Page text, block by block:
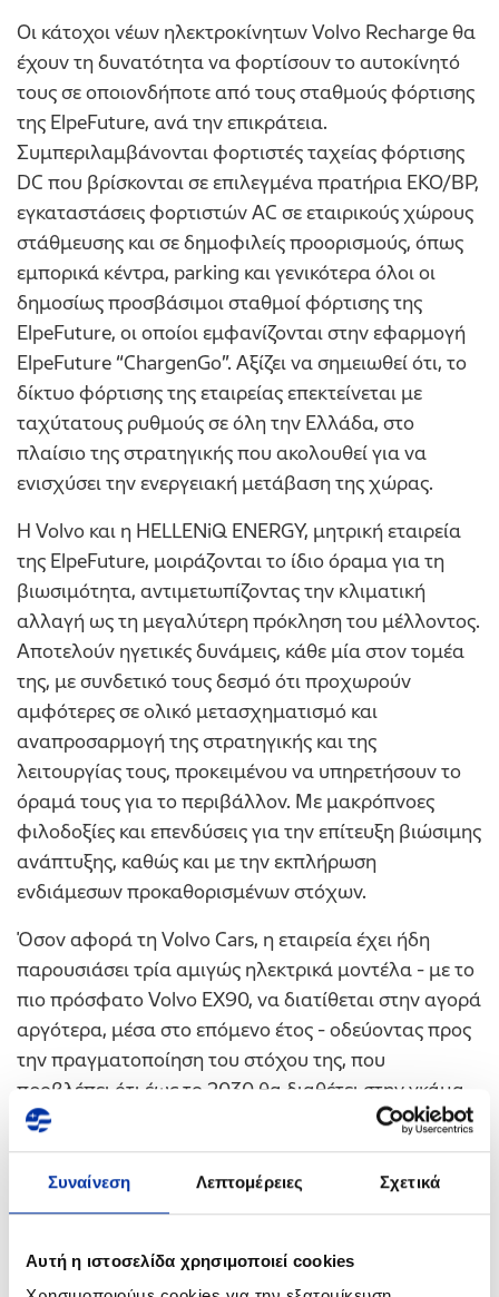
Συναίνεση Λεπτομέρειες Σχετικά
Αυτή η ιστοσελίδα χρησιμοποιεί cookies
Οι κάτοχοι νέων ηλεκτροκίνητων Volvo Recharge θα
έχουν τη δυνατότητα να φορτίσουν το αυτοκίνητό
τους σε οποιονδήποτε από τους σταθμούς φόρτισης
της ElpeFuture, ανά την επικράτεια.
Συμπεριλαμβάνονται φορτιστές ταχείας φόρτισης
DC που βρίσκονται σε επιλεγμένα πρατήρια ΕΚΟ/BP,
εγκαταστάσεις φορτιστών AC σε εταιρικούς χώρους
στάθμευσης και σε δημοφιλείς προορισμούς, όπως
εμπορικά κέντρα, parking και γενικότερα όλοι οι
δημοσίως προσβάσιμοι σταθμοί φόρτισης της
ElpeFuture, οι οποίοι εμφανίζονται στην εφαρμογή
ElpeFuture “ChargenGo”. Αξίζει να σημειωθεί ότι, το
δίκτυο φόρτισης της εταιρείας επεκτείνεται με
ταχύτατους ρυθμούς σε όλη την Ελλάδα, στο
πλαίσιο της στρατηγικής που ακολουθεί για να
ενισχύσει την ενεργειακή μετάβαση της χώρας.
Η Volvo και η HELLENiQ ENERGY, μητρική εταιρεία
της ElpeFuture, μοιράζονται το ίδιο όραμα για τη
βιωσιμότητα, αντιμετωπίζοντας την κλιματική
αλλαγή ως τη μεγαλύτερη πρόκληση του μέλλοντος.
Αποτελούν ηγετικές δυνάμεις, κάθε μία στον τομέα
της, με συνδετικό τους δεσμό ότι προχωρούν
αμφότερες σε ολικό μετασχηματισμό και
αναπροσαρμογή της στρατηγικής και της
λειτουργίας τους, προκειμένου να υπηρετήσουν το
όραμά τους για το περιβάλλον. Με μακρόπνοες
φιλοδοξίες και επενδύσεις για την επίτευξη βιώσιμης
ανάπτυξης, καθώς και με την εκπλήρωση
ενδιάμεσων προκαθορισμένων στόχων.
Όσον αφορά τη Volvo Cars, η εταιρεία έχει ήδη
παρουσιάσει τρία αμιγώς ηλεκτρικά μοντέλα - με το
πιο πρόσφατο Volvo EX90, να διατίθεται στην αγορά
αργότερα, μέσα στο επόμενο έτος - οδεύοντας προς
την πραγματοποίηση του στόχου της, που
προβλέπει ότι έως το 2030 θα διαθέτει στην γκάμα
της μόνο αμιγώς ηλεκτρικά αυτοκίνητα. Μία
δεκαετία αργότερα, το 2040, η Volvo Cars φιλοδοξεί
να έχει μετατραπεί σε μία κλιματικά ουδέτερη
εταιρεία, με κυκλική λειτουργία.
Από την πλευρά της, η HELLENiQ ENERGY, από τους